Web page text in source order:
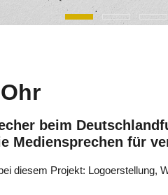
beim
Mediensprechen für
diesem Projekt: Logoerstellung,